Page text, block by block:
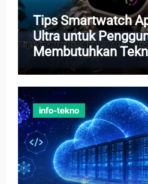
Tips Smartwatch
Ultra untuk
Membutuhkan
info-tekno